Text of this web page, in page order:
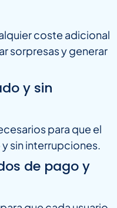
coste adicional
sorpresas y generar
y sin
para que el
sin interrupciones.
de pago y